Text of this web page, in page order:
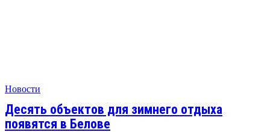
Новости
Десять объектов для зимнего отдыха
появятся в Белове